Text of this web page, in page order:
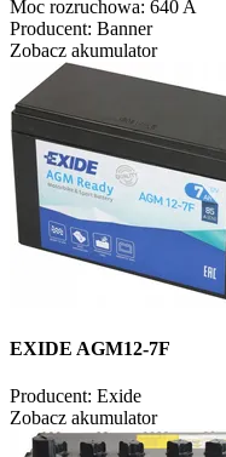
Moc rozruchowa: 640 A
Producent: Banner
Zobacz akumulator
EXIDE AGM12-7F
Producent: Exide
Zobacz akumulator